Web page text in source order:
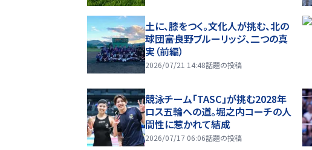
土に、膝をつく。文化人が挑む、北の
球団――富良野ブルーリッジ、二つの真
実（前編）
2026/07/21 14:48話題の投稿
競泳チーム「TASC」が挑む2028年
ロス五輪への道。堀之内コーチの人
間性に惹かれて結成
2026/07/17 06:06話題の投稿